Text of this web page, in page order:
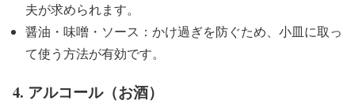
夫が求められます。
醤油・味噌・ソース：かけ過ぎを防ぐため、小皿に取っ
て使う方法が有効です。
4. アルコール（お酒）